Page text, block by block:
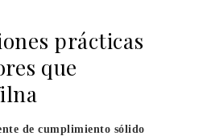
prácticas
que
de cumplimiento sólido